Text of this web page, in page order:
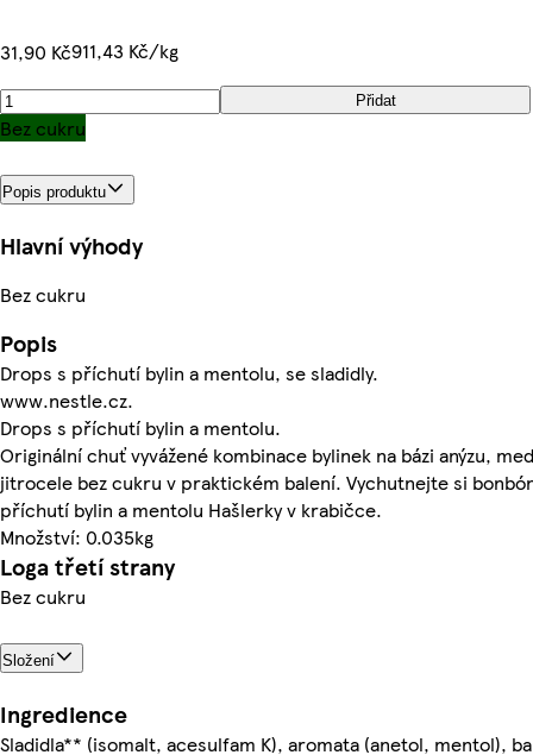
31,90 Kč911,43 Kč/kg
Přidat
Bez cukru
Popis produktu
Hlavní výhody
Bez cukru
Popis
Drops s příchutí bylin a mentolu, se sladidly.
www.nestle.cz.
Drops s příchutí bylin a mentolu.
Originální chuť vyvážené kombinace bylinek na bázi anýzu,
jitrocele bez cukru v praktickém balení. Vychutnejte si
příchutí bylin a mentolu Hašlerky v krabičce.
Množství: 0.035kg
Loga třetí strany
Bez cukru
Složení
Ingredience
Sladidla** (isomalt, acesulfam K), aromata (anetol, mentol),